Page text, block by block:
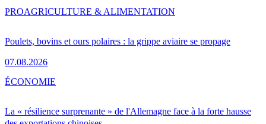
Poulets, bovins et ours polaires : la grippe aviaire se propage
07.08.2026
PROAGRICULTURE & ALIMENTATION
La « résilience surprenante » de l'Allemagne face à la forte hausse
ÉCONOMIE